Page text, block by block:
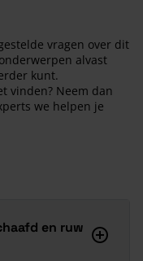
vragen over dit
alvast
kunt.
vinden? Neem dan
we helpen je
en ruw